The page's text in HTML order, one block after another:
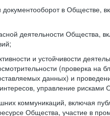
в Обществе,
деятельности Общества,
и устойчивости
(проверка на
данных) и
управление рисками
коммуникаций, включая
Общества, участие в